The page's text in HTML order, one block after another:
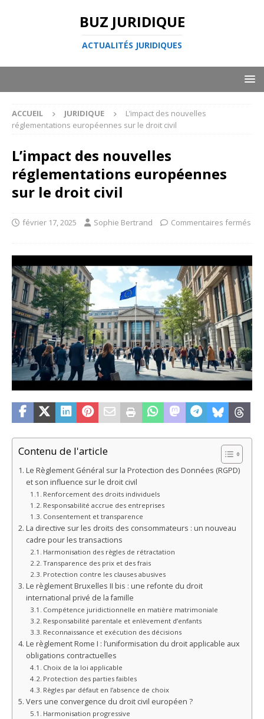
BUZ JURIDIQUE
ACTUALITÉS JURIDIQUES
ACCUEIL JURIDIQUE
L’impact des nouvelles
réglementations européennes sur le droit civil
L’impact des nouvelles
réglementations européennes
sur le droit civil
février 17, 2025 Sophie Bertrand Commentaires fermés
Contenu de l'article
Le Règlement Général sur la Protection des Données (RGPD)
et son influence sur le droit civil
Renforcement des droits individuels
Responsabilité accrue des entreprises
Consentement et transparence
La directive sur les droits des consommateurs : un nouveau
cadre pour les transactions
Harmonisation des règles de rétractation
Transparence des prix et des frais
Protection contre les clauses abusives
Le règlement Bruxelles II bis : une refonte du droit
international privé de la famille
Compétence juridictionnelle en matière matrimoniale
Responsabilité parentale et enlèvement d’enfants
Reconnaissance et exécution des décisions
Le règlement Rome I : l’uniformisation du droit applicable aux
obligations contractuelles
Choix de la loi applicable
Protection des parties faibles
Règles par défaut en l’absence de choix
Vers une convergence du droit civil européen ?
Harmonisation progressive